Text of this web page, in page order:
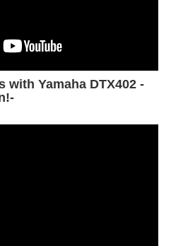
with Yamaha DTX402 -